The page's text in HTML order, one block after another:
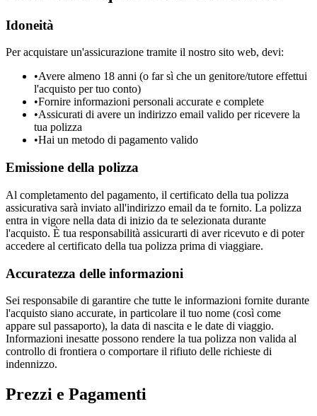
Idoneità
Per acquistare un'assicurazione tramite il nostro sito web, devi:
•Avere almeno 18 anni (o far sì che un genitore/tutore effettui
l'acquisto per tuo conto)
•Fornire informazioni personali accurate e complete
•Assicurati di avere un indirizzo email valido per ricevere la
tua polizza
•Hai un metodo di pagamento valido
Emissione della polizza
Al completamento del pagamento, il certificato della tua polizza
assicurativa sarà inviato all'indirizzo email da te fornito. La polizza
entra in vigore nella data di inizio da te selezionata durante
l'acquisto. È tua responsabilità assicurarti di aver ricevuto e di poter
accedere al certificato della tua polizza prima di viaggiare.
Accuratezza delle informazioni
Sei responsabile di garantire che tutte le informazioni fornite durante
l'acquisto siano accurate, in particolare il tuo nome (così come
appare sul passaporto), la data di nascita e le date di viaggio.
Informazioni inesatte possono rendere la tua polizza non valida al
controllo di frontiera o comportare il rifiuto delle richieste di
indennizzo.
Prezzi e Pagamenti